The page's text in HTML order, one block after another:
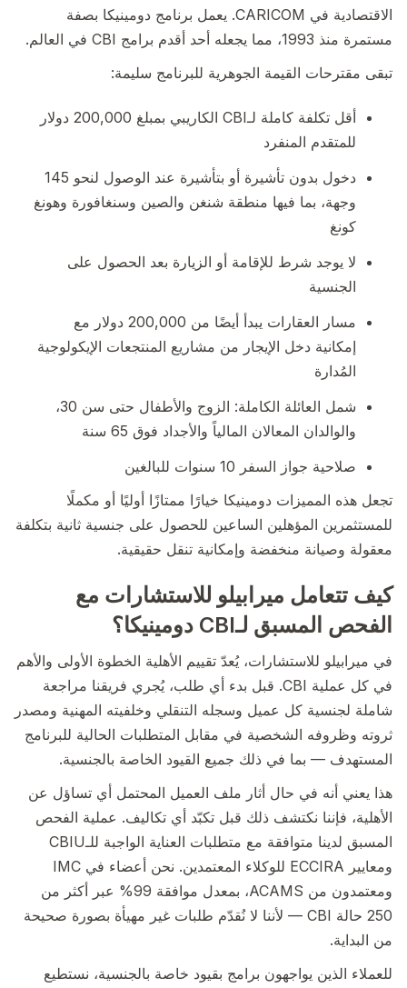
الاقتصادية في CARICOM. يعمل برنامج دومينيكا بصفة
مستمرة منذ 1993، مما يجعله أحد أقدم برامج CBI في العالم.
تبقى مقترحات القيمة الجوهرية للبرنامج سليمة:
أقل تكلفة كاملة لـCBI الكاريبي بمبلغ 200,000 دولار
للمتقدم المنفرد
دخول بدون تأشيرة أو بتأشيرة عند الوصول لنحو 145
وجهة، بما فيها منطقة شنغن والصين وسنغافورة وهونغ
كونغ
لا يوجد شرط للإقامة أو الزيارة بعد الحصول على
الجنسية
مسار العقارات يبدأ أيضًا من 200,000 دولار مع
إمكانية دخل الإيجار من مشاريع المنتجعات الإيكولوجية
المُدارة
شمل العائلة الكاملة: الزوج والأطفال حتى سن 30،
والوالدان المعالان المالياً والأجداد فوق 65 سنة
صلاحية جواز السفر 10 سنوات للبالغين
تجعل هذه المميزات دومينيكا خيارًا ممتازًا أوليًا أو مكملًا
للمستثمرين المؤهلين الساعين للحصول على جنسية ثانية بتكلفة
معقولة وصيانة منخفضة وإمكانية تنقل حقيقية.
كيف تتعامل ميرابيلو للاستشارات مع
الفحص المسبق لـCBI دومينيكا؟
في ميرابيلو للاستشارات، يُعدّ تقييم الأهلية الخطوة الأولى والأهم
في كل عملية CBI. قبل بدء أي طلب، يُجري فريقنا مراجعة
شاملة لجنسية كل عميل وسجله التنقلي وخلفيته المهنية ومصدر
ثروته وظروفه الشخصية في مقابل المتطلبات الحالية للبرنامج
المستهدف — بما في ذلك جميع القيود الخاصة بالجنسية.
هذا يعني أنه في حال أثار ملف العميل المحتمل أي تساؤل عن
الأهلية، فإننا نكتشف ذلك قبل تكبّد أي تكاليف. عملية الفحص
المسبق لدينا متوافقة مع متطلبات العناية الواجبة للـCBIU
ومعايير ECCIRA للوكلاء المعتمدين. نحن أعضاء في IMC
ومعتمدون من ACAMS، بمعدل موافقة 99% عبر أكثر من
250 حالة CBI — لأننا لا نُقدّم طلبات غير مهيأة بصورة صحيحة
من البداية.
للعملاء الذين يواجهون برامج بقيود خاصة بالجنسية، نستطيع